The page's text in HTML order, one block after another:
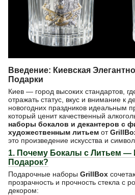
Введение: Киевская
Подарки
Киев — город высоких стандартов,
отражать статус, вкус и внимание к
новогодних праздников идеальным
который ценит качественный
наборы бокалов и декантеров с
художественным литьем от
это произведение искусства и символ
1. Почему Бокалы с Литьем —
Подарок?
Подарочные наборы GrillBox
прозрачность и прочность стекла с
декором: